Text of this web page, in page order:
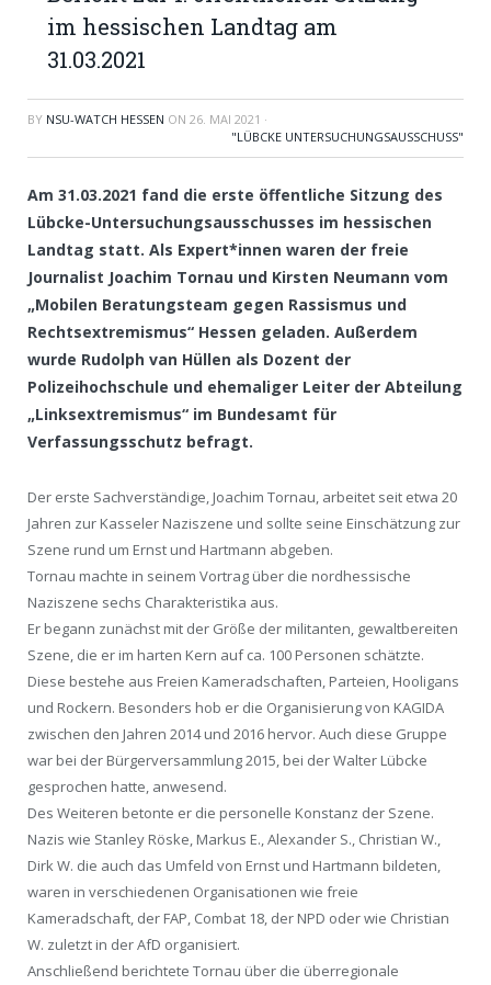
im hessischen Landtag am
31.03.2021
BY NSU-WATCH HESSEN ON 26. MAI 2021 ·
"LÜBCKE UNTERSUCHUNGSAUSSCHUSS"
Am 31.03.2021 fand die erste öffentliche Sitzung des
Lübcke-Untersuchungsausschusses im hessischen
Landtag statt. Als Expert*innen waren der freie
Journalist Joachim Tornau und Kirsten Neumann vom
„Mobilen Beratungsteam gegen Rassismus und
Rechtsextremismus“ Hessen geladen. Außerdem
wurde Rudolph van Hüllen als Dozent der
Polizeihochschule und ehemaliger Leiter der Abteilung
„Linksextremismus“ im Bundesamt für
Verfassungsschutz befragt.
Der erste Sachverständige, Joachim Tornau, arbeitet seit etwa 20
Jahren zur Kasseler Naziszene und sollte seine Einschätzung zur
Szene rund um Ernst und Hartmann abgeben.
Tornau machte in seinem Vortrag über die nordhessische
Naziszene sechs Charakteristika aus.
Er begann zunächst mit der Größe der militanten, gewaltbereiten
Szene, die er im harten Kern auf ca. 100 Personen schätzte.
Diese bestehe aus Freien Kameradschaften, Parteien, Hooligans
und Rockern. Besonders hob er die Organisierung von KAGIDA
zwischen den Jahren 2014 und 2016 hervor. Auch diese Gruppe
war bei der Bürgerversammlung 2015, bei der Walter Lübcke
gesprochen hatte, anwesend.
Des Weiteren betonte er die personelle Konstanz der Szene.
Nazis wie Stanley Röske, Markus E., Alexander S., Christian W.,
Dirk W. die auch das Umfeld von Ernst und Hartmann bildeten,
waren in verschiedenen Organisationen wie freie
Kameradschaft, der FAP, Combat 18, der NPD oder wie Christian
W. zuletzt in der AfD organisiert.
Anschließend berichtete Tornau über die überregionale